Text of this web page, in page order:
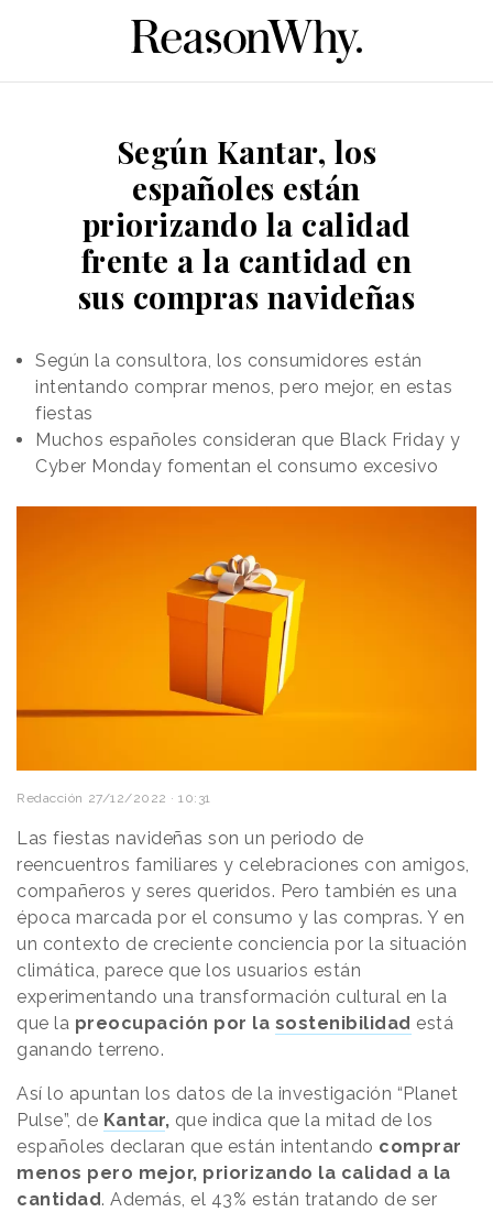
Según Kantar, los
españoles están
priorizando la calidad
frente a la cantidad en
sus compras navideñas
Según la consultora, los consumidores están
intentando comprar menos, pero mejor, en estas
fiestas
Muchos españoles consideran que Black Friday y
Cyber Monday fomentan el consumo excesivo
Redacción 27/12/2022 · 10:31
Las fiestas navideñas son un periodo de
reencuentros familiares y celebraciones con amigos,
compañeros y seres queridos. Pero también es una
época marcada por el consumo y las compras. Y en
un contexto de creciente conciencia por la situación
climática, parece que los usuarios están
experimentando una transformación cultural en la
que la preocupación por la sostenibilidad está
ganando terreno.
Así lo apuntan los datos de la investigación “Planet
Pulse”, de Kantar, que indica que la mitad de los
españoles declaran que están intentando comprar
menos pero mejor, priorizando la calidad a la
cantidad. Además, el 43% están tratando de ser